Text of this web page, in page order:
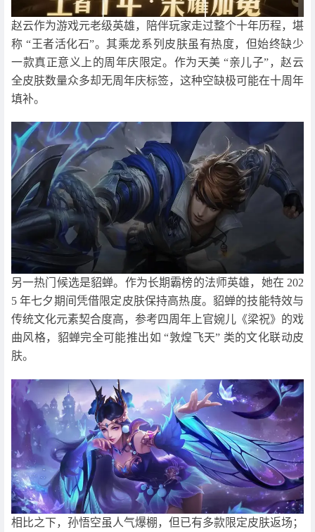
赵云作为游戏元老级英雄，陪伴玩家走过整个十年历程，堪
称 “王者活化石”。其乘龙系列皮肤虽有热度，但始终缺少
一款真正意义上的周年庆限定。作为天美 “亲儿子”，赵云
全皮肤数量众多却无周年庆标签，这种空缺极可能在十周年
填补。
另一热门候选是貂蝉。作为长期霸榜的法师英雄，她在 202
5 年七夕期间凭借限定皮肤保持高热度。貂蝉的技能特效与
传统文化元素契合度高，参考四周年上官婉儿《梁祝》的戏
曲风格，貂蝉完全可能推出如 “敦煌飞天” 类的文化联动皮
肤。
相比之下，孙悟空虽人气爆棚，但已有多款限定皮肤返场；